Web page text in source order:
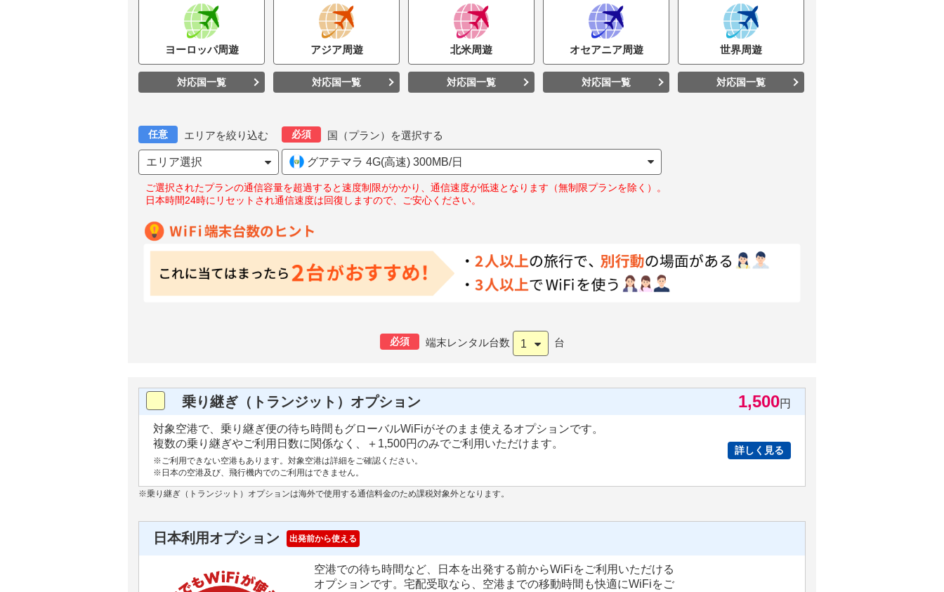
ヨーロッパ周遊
対応国一覧
アジア周遊
対応国一覧
北米周遊
対応国一覧
オセアニア周遊
対応国一覧
世界周遊
対応国一覧
任意 エリアを絞り込む
エリア選択
必須 国（プラン）を選択する
グアテマラ 4G(高速) 300MB/日
ご選択されたプランの通信容量を超過すると速度制限がかかり、通信速度が低速となります（無制限プランを除く）。
日本時間24時にリセットされ通信速度は回復しますので、ご安心ください。
必須 端末レンタル台数 1 台
乗り継ぎ（トランジット）オプション 1,500円
対象空港で、乗り継ぎ便の待ち時間もグローバルWiFiがそのまま使えるオプションです。
複数の乗り継ぎやご利用日数に関係なく、＋1,500円のみでご利用いただけます。
※ご利用できない空港もあります。対象空港は詳細をご確認ください。
※日本の空港及び、飛行機内でのご利用はできません。
詳しく見る
※乗り継ぎ（トランジット）オプションは海外で使用する通信料金のため課税対象外となります。
日本利用オプション 出発前から使える
空港での待ち時間など、日本を出発する前からWiFiをご利用いただける
オプションです。宅配受取なら、空港までの移動時間も快適にWiFiをご